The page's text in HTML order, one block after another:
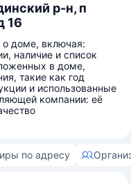
р-н, п
16
доме, включая:
наличие и список
в доме,
такие как год
и использованные
компании: её
по адресу